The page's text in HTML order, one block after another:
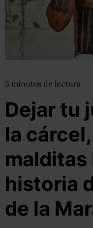
3 minutos de lectura
Dejar tu
la
malditas
historia
de la